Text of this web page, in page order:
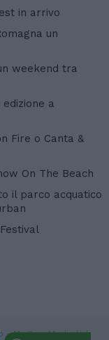
in arrivo
un
weekend tra
a
Fire o Canta &
On The Beach
il parco acquatico
- My Own Media ltd.